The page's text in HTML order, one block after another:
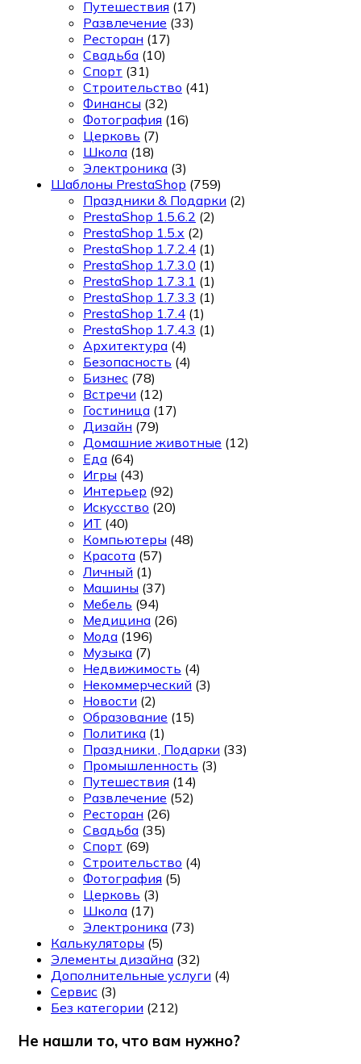
Путешествия (17)
Развлечение (33)
Ресторан (17)
Свадьба (10)
Спорт (31)
Строительство (41)
Финансы (32)
Фотография (16)
Церковь (7)
Школа (18)
Электроника (3)
Шаблоны PrestaShop (759)
Праздники & Подарки (2)
PrestaShop 1.5.6.2 (2)
PrestaShop 1.5.x (2)
PrestaShop 1.7.2.4 (1)
PrestaShop 1.7.3.0 (1)
PrestaShop 1.7.3.1 (1)
PrestaShop 1.7.3.3 (1)
PrestaShop 1.7.4 (1)
PrestaShop 1.7.4.3 (1)
Архитектура (4)
Безопасность (4)
Бизнес (78)
Встречи (12)
Гостиница (17)
Дизайн (79)
Домашние животные (12)
Еда (64)
Игры (43)
Интерьер (92)
Искусство (20)
ИТ (40)
Компьютеры (48)
Красота (57)
Личный (1)
Машины (37)
Мебель (94)
Медицина (26)
Мода (196)
Музыка (7)
Недвижимость (4)
Некоммерческий (3)
Новости (2)
Образование (15)
Политика (1)
Праздники , Подарки (33)
Промышленность (3)
Путешествия (14)
Развлечение (52)
Ресторан (26)
Свадьба (35)
Спорт (69)
Строительство (4)
Фотография (5)
Церковь (3)
Школа (17)
Электроника (73)
Калькуляторы (5)
Элементы дизайна (32)
Дополнительные услуги (4)
Сервис (3)
Без категории (212)
Не нашли то, что вам нужно?